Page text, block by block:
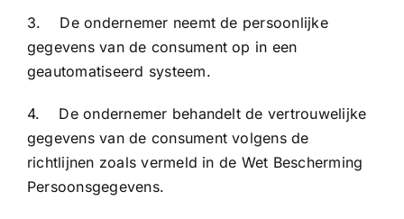
3. De ondernemer neemt de persoonlijke
gegevens van de consument op in een
geautomatiseerd systeem.
4. De ondernemer behandelt de vertrouwelijke
gegevens van de consument volgens de
richtlijnen zoals vermeld in de Wet Bescherming
Persoonsgegevens.